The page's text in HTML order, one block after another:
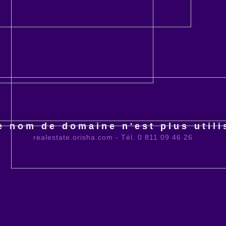
nom de domaine n'est plus
realestate.orisha.com - Tél. 0 811 09 46 26